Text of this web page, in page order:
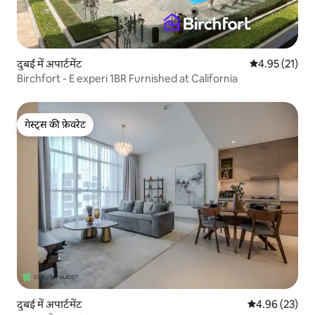
दुबई में अपार्टमेंट औसत रेटिंग 5 में
4.95 (21)
Birchfort - E experi 1BR Furnished at California
गेस्ट्स की फ़ेवरेट
गेस्ट्स की फ़ेवरेट
दुबई में अपार्टमेंट औसत रेटिंग 5 में
4.96 (23)